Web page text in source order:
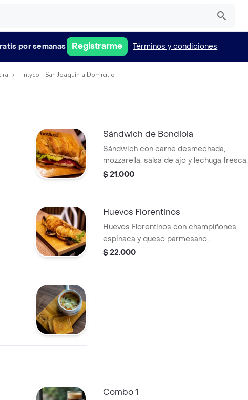
por semanas Registrarme Términos y condiciones
Tintyco - San Joaquín a Domicilio
Sándwich de Bondiola
Sándwich con carne desmechada,
mozzarella, salsa de ajo y lechuga fresca.
$ 21.000
Huevos Florentinos
Huevos Florentinos con champiñones,
espinaca y queso parmesano,
acompañados de tostadas de pan
$ 22.000
Combo 1